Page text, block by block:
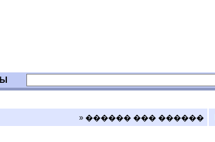
» ������ ��� ������